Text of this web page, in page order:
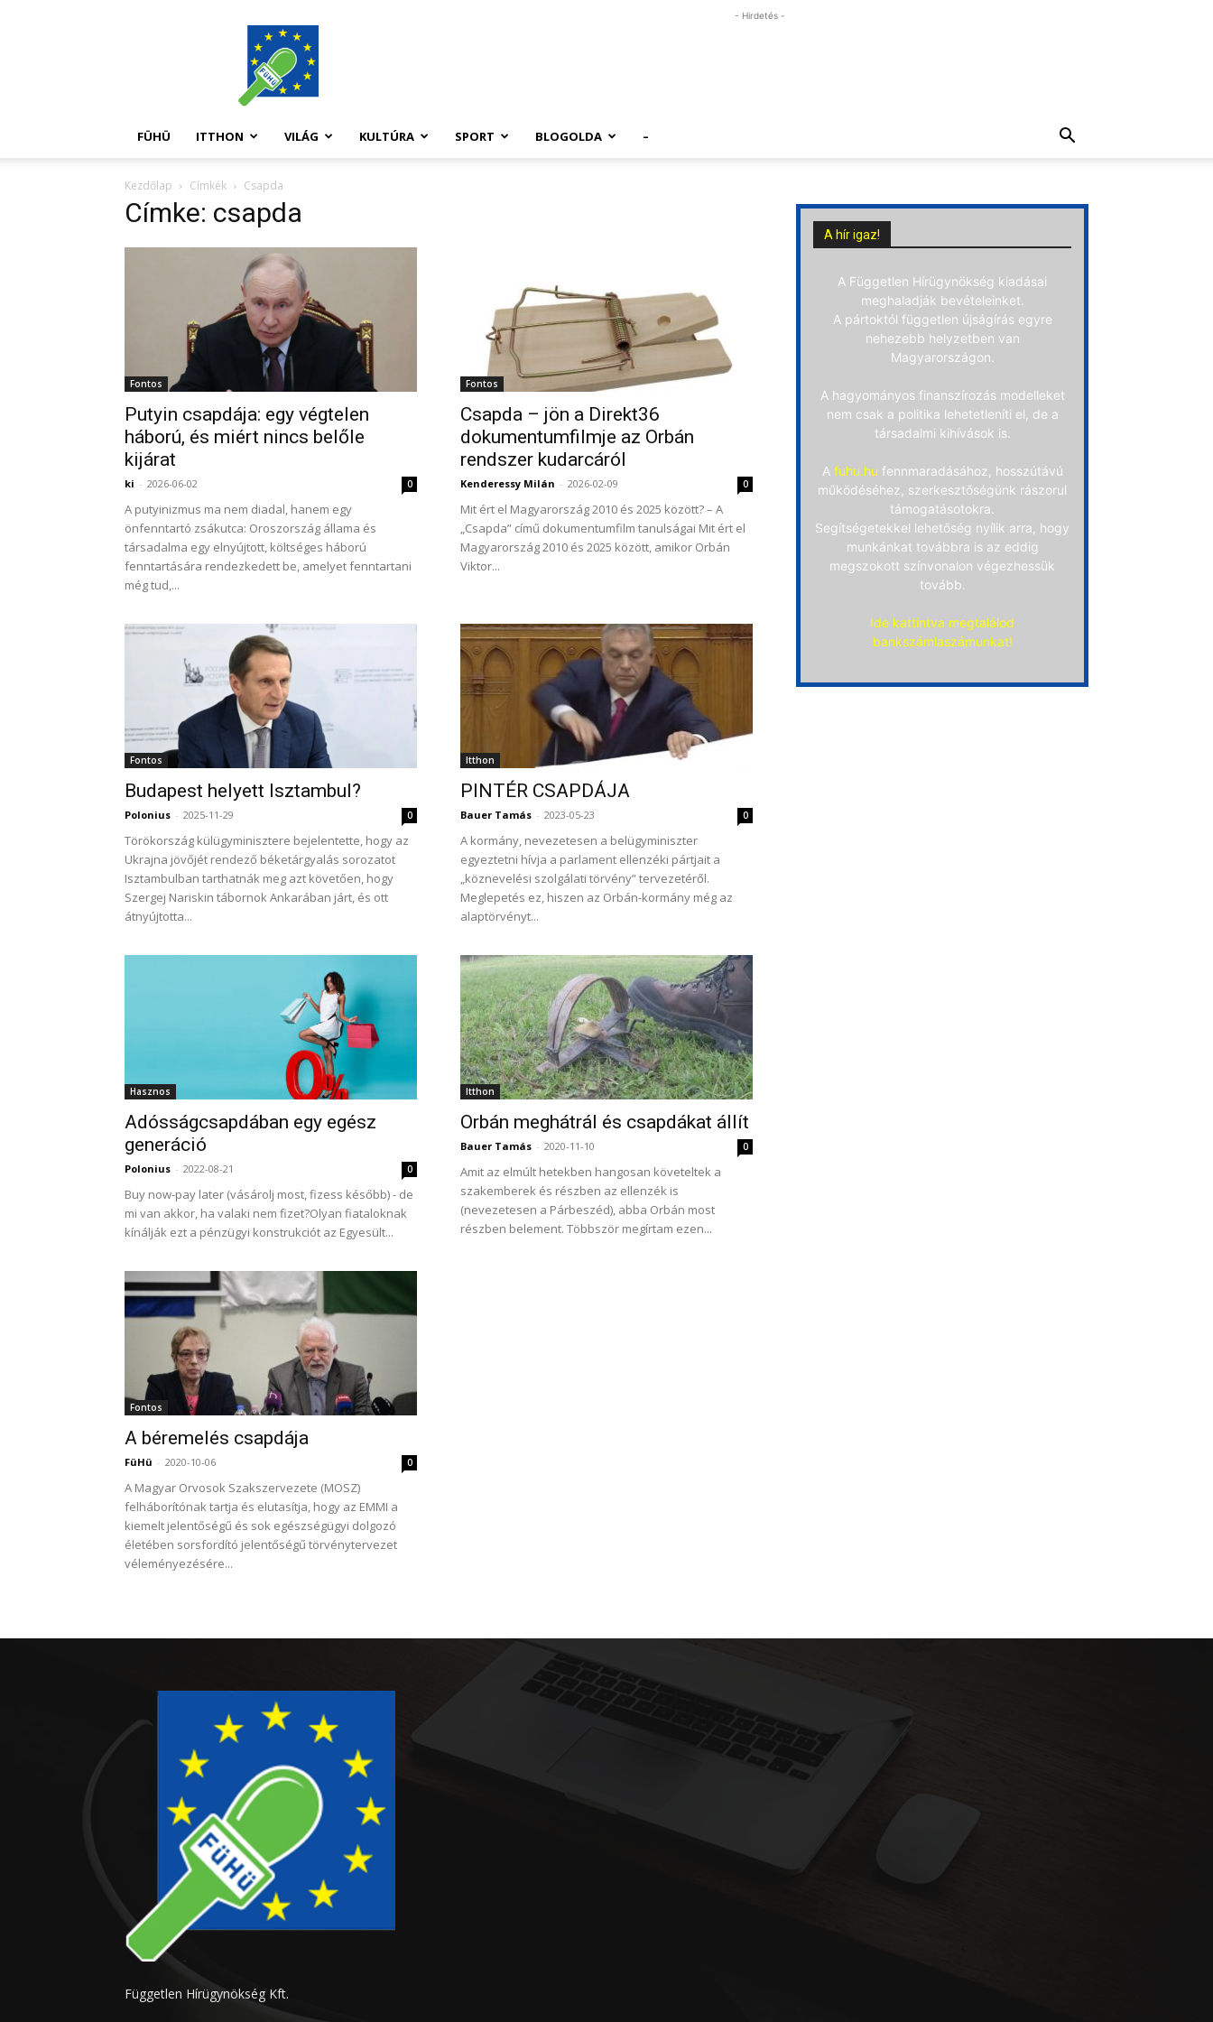
FüHü
- Hirdetés -
FÜHÜ ITTHON VILÁG KULTÚRA SPORT BLOGOLDA –
Kezdőlap Címkék Csapda
Címke: csapda
Fontos
Putyin csapdája: egy végtelen
háború, és miért nincs belőle
kijárat
ki - 2026-06-02 0
A putyinizmus ma nem diadal, hanem egy
önfenntartó zsákutca: Oroszország állama és
társadalma egy elnyújtott, költséges háború
fenntartására rendezkedett be, amelyet fenntartani
még tud,...
Fontos
Csapda – jön a Direkt36
dokumentumfilmje az Orbán
rendszer kudarcáról
Kenderessy Milán - 2026-02-09 0
Mit ért el Magyarország 2010 és 2025 között? – A
„Csapda” című dokumentumfilm tanulságai Mit ért el
Magyarország 2010 és 2025 között, amikor Orbán
Viktor...
Fontos
Budapest helyett Isztambul?
Polonius - 2025-11-29 0
Törökország külügyminisztere bejelentette, hogy az
Ukrajna jövőjét rendező béketárgyalás sorozatot
Isztambulban tarthatnák meg azt követően, hogy
Szergej Nariskin tábornok Ankarában járt, és ott
átnyújtotta...
Itthon
PINTÉR CSAPDÁJA
Bauer Tamás - 2023-05-23 0
A kormány, nevezetesen a belügyminiszter
egyeztetni hívja a parlament ellenzéki pártjait a
„köznevelési szolgálati törvény” tervezetéről.
Meglepetés ez, hiszen az Orbán-kormány még az
alaptörvényt...
Hasznos
Adósságcsapdában egy egész
generáció
Polonius - 2022-08-21 0
Buy now-pay later (vásárolj most, fizess később) - de
mi van akkor, ha valaki nem fizet?Olyan fiataloknak
kínálják ezt a pénzügyi konstrukciót az Egyesült...
Itthon
Orbán meghátrál és csapdákat állít
Bauer Tamás - 2020-11-10 0
Amit az elmúlt hetekben hangosan követeltek a
szakemberek és részben az ellenzék is
(nevezetesen a Párbeszéd), abba Orbán most
részben belement. Többször megírtam ezen...
Fontos
A béremelés csapdája
FüHü - 2020-10-06 0
A Magyar Orvosok Szakszervezete (MOSZ)
felháborítónak tartja és elutasítja, hogy az EMMI a
kiemelt jelentőségű és sok egészségügyi dolgozó
életében sorsfordító jelentőségű törvénytervezet
véleményezésére...
A hír igaz!
A Független Hírügynökség kiadásai
meghaladják bevételeinket.
A pártoktól független újságírás egyre
nehezebb helyzetben van
Magyarországon.
A hagyományos finanszírozás modelleket
nem csak a politika lehetetleníti el, de a
társadalmi kihívások is.
A fuhu.hu fennmaradásához, hosszútávú
működéséhez, szerkesztőségünk rászorul
támogatásotokra.
Segítségetekkel lehetőség nyílik arra, hogy
munkánkat továbbra is az eddig
megszokott színvonalon végezhessük
tovább.
Ide kattintva megtalálod
bankszámlaszámunkat!
Független Hírügynökség Kft.